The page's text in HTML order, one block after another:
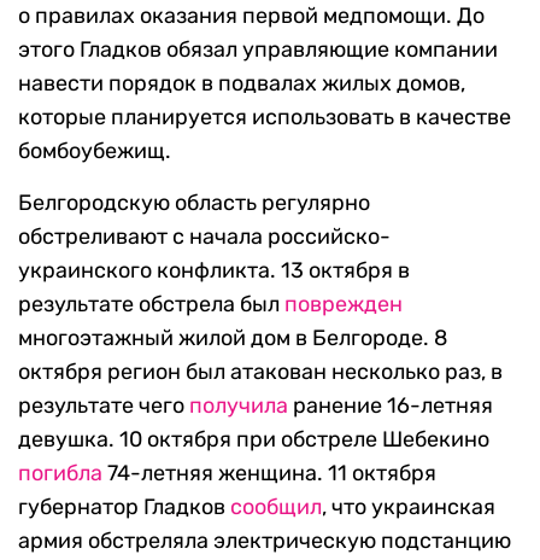
о правилах оказания первой медпомощи. До
этого Гладков обязал управляющие компании
навести порядок в подвалах жилых домов,
которые планируется использовать в качестве
бомбоубежищ.
Белгородскую область регулярно
обстреливают с начала российско-
украинского конфликта. 13 октября в
результате обстрела был поврежден
многоэтажный жилой дом в Белгороде. 8
октября регион был атакован несколько раз, в
результате чего получила ранение 16-летняя
девушка. 10 октября при обстреле Шебекино
погибла 74-летняя женщина. 11 октября
губернатор Гладков сообщил, что украинская
армия обстреляла электрическую подстанцию